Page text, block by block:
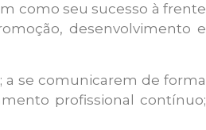
como seu sucesso à frente
desenvolvimento e
a se comunicarem de forma
profissional contínuo;